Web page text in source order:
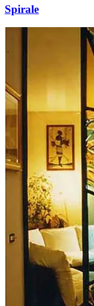
Spirale